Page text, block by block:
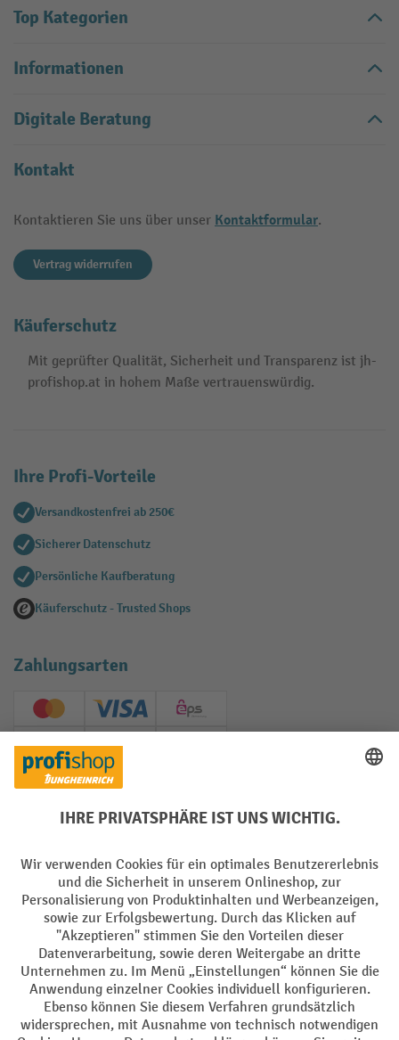
Top Kategorien
Informationen
Digitale Beratung
Kontakt
Kontaktieren Sie uns über unser Kontaktformular.
Vertrag widerrufen
Käuferschutz
Mit geprüfter Qualität, Sicherheit und Transparenz ist jh-
profishop.at in hohem Maße vertrauenswürdig.
Ihre Profi-Vorteile
Versandkostenfrei ab 250€
Sicherer Datenschutz
Persönliche Kaufberatung
Käuferschutz - Trusted Shops
Zahlungsarten
Creditcard (Master)Creditcard (Visa)
EPS
PayPal
Soziale Netzwerke
Impressum Datenschutz
Barrierefreiheit Privacy Settings
Alle Preise exkl. gesetzl. Mehrwertsteuer zzgl.Versandkostenund ggf.
Nachnahmegebühren, wenn nicht anders angegeben.